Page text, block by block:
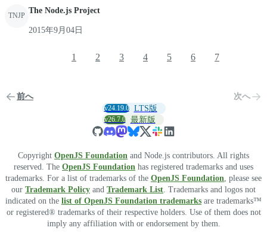
TNJP
The Node.js Project
2015年9月04日
前へ
1 2 3 4 5 6 7
次へ
v24.19.0 LTS版
v26.7.0 最新版
Copyright OpenJS Foundation and Node.js contributors. All rights
reserved. The OpenJS Foundation has registered trademarks and uses
trademarks. For a list of trademarks of the OpenJS Foundation , please see
our Trademark Policy and Trademark List . Trademarks and logos not
indicated on the list of OpenJS Foundation trademarks are trademarks™
or registered® trademarks of their respective holders. Use of them does not
imply any affiliation with or endorsement by them.